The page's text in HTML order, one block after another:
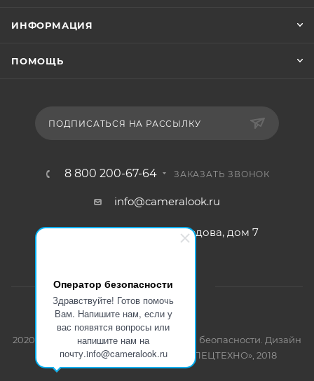
Оператор безопасности
Здравствуйте! Готов помочь
Вам. Напишите нам, если у
вас появятся вопросы или
напишите нам на
почту.info@cameralook.ru
ИНФОРМАЦИЯ
ПОМОЩЬ
ПОДПИСАТЬСЯ НА РАССЫЛКУ
8 800 200-67-64 ЗАКАЗАТЬ ЗВОНОК
info@cameralook.ru
г. Пушкино, ул Грибоедова, дом 7
2020 - 2026 © Оптовая продажа систем беопасности. Дизайн
и разработка сайта. ООО «НТО СПЕЦТЕХНО», 2018